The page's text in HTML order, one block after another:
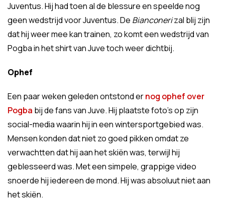
Juventus. Hij had toen al de blessure en speelde nog
geen wedstrijd voor Juventus. De Bianconerizal blij zijn
dat hij weer mee kan trainen, zo komt een wedstrijd van
Pogba in het shirt van Juve toch weer dichtbij.
Ophef
Een paar weken geleden ontstond ernog ophef over
Pogba bij de fans van Juve. Hij plaatste foto's op zijn
social-media waarin hij in een wintersportgebied was.
Mensen konden dat niet zo goed pikken omdat ze
verwachtten dat hij aan het skiën was, terwijl hij
geblesseerd was. Met een simpele, grappige video
snoerde hij iedereen de mond. Hij was absoluut niet aan
het skiën.